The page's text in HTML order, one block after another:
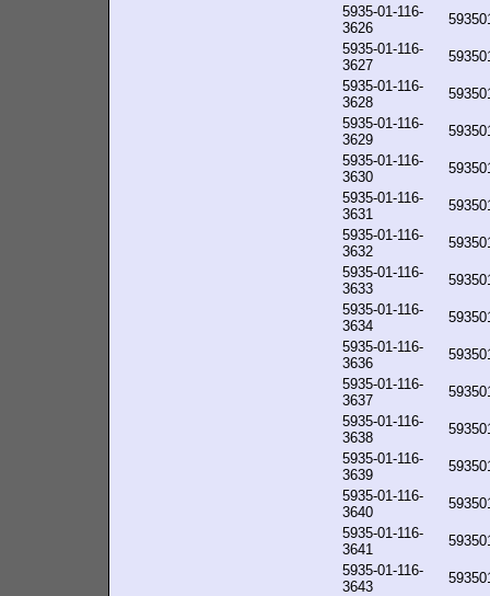
5935-01-116-
3626
5935-01-116-
3627
5935-01-116-
3628
5935-01-116-
3629
5935-01-116-
3630
5935-01-116-
3631
5935-01-116-
3632
5935-01-116-
3633
5935-01-116-
3634
5935-01-116-
3636
5935-01-116-
3637
5935-01-116-
3638
5935-01-116-
3639
5935-01-116-
3640
5935-01-116-
3641
5935-01-116-
3643